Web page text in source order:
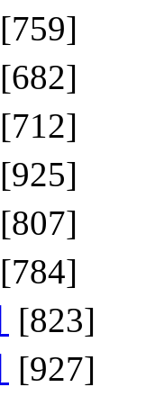
[759]
[682]
[712]
[925]
[807]
[784]
[823]
[927]